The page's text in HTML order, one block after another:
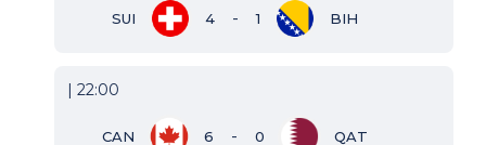
SUI 4 - 1 BIH
| 22:00
CAN 6 - 0 QAT